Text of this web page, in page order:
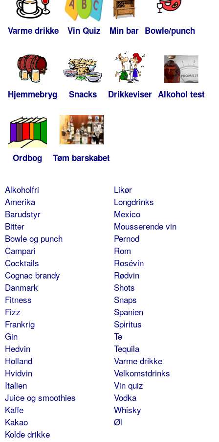
Varme drikke Vin Quiz Min bar Bowle/punch
Hjemmebryg Snacks Drikkeviser Alkohol test
Ordbog Tøm barskabet
Alkoholfri
Amerika
Barudstyr
Bitter
Bowle og punch
Campari
Cocktails
Cognac brandy
Danmark
Fitness
Fizz
Frankrig
Gin
Hedvin
Holland
Hvidvin
Italien
Juice og smoothies
Kaffe
Kakao
Kolde drikke
Likør
Longdrinks
Mexico
Mousserende vin
Pernod
Rom
Rosévin
Rødvin
Shots
Snaps
Spanien
Spiritus
Te
Tequila
Varme drikke
Velkomstdrinks
Vin quiz
Vodka
Whisky
Øl